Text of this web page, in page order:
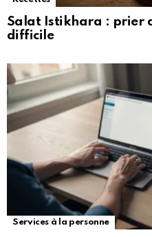
Salat Istikhara : prier
difficile
Services à la personne